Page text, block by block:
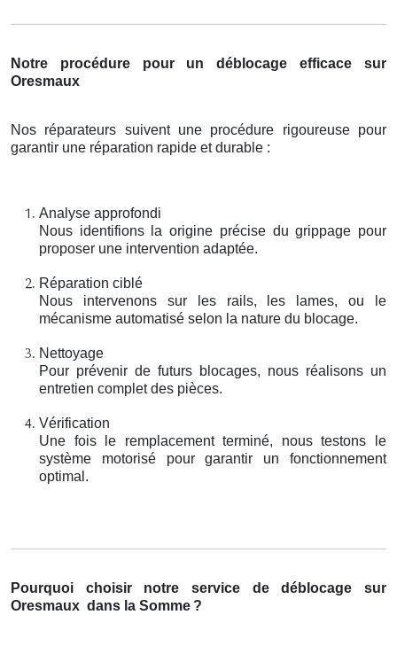
Notre procédure pour un déblocage efficace sur
Oresmaux
Nos réparateurs suivent une procédure rigoureuse pour
garantir une réparation rapide et durable :
Analyse approfondi
Nous identifions la origine précise du grippage pour
proposer une intervention adaptée.
Réparation ciblé
Nous intervenons sur les rails, les lames, ou le
mécanisme automatisé selon la nature du blocage.
Nettoyage
Pour prévenir de futurs blocages, nous réalisons un
entretien complet des pièces.
Vérification
Une fois le remplacement terminé, nous testons le
système motorisé pour garantir un fonctionnement
optimal.
Pourquoi choisir notre service de déblocage sur
Oresmaux dans la Somme ?